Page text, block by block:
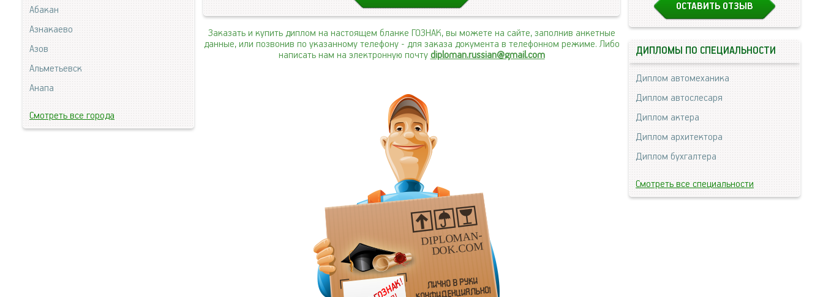
Заказать и купить диплом на настоящем бланке ГОЗНАК, вы можете на сайте, заполнив анкетные
данные, или позвонив по указанному телефону - для заказа документа в телефонном режиме. Либо
написать нам на электронную почту diploman.russian@gmail.com
DIPLOMAN-
DOK.COM
Абакан
Азнакаево
Азов
Альметьевск
Анапа
Смотреть все города
ОСТАВИТЬ ОТЗЫВ
ДИПЛОМЫ ПО СПЕЦИАЛЬНОСТИ
Диплом автомеханика
Диплом автослесаря
Диплом актера
Диплом архитектора
Диплом бухгалтера
Смотреть все специальности